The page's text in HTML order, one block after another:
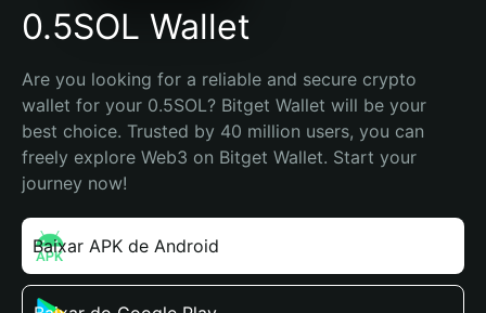
0.5SOL Wallet
Are you looking for a reliable and secure crypto
wallet for your 0.5SOL? Bitget Wallet will be your
best choice. Trusted by 40 million users, you can
freely explore Web3 on Bitget Wallet. Start your
journey now!
Baixar APK de Android